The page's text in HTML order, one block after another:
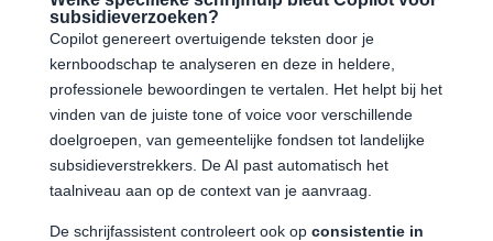
subsidieverzoeken?
Copilot genereert overtuigende teksten door je
kernboodschap te analyseren en deze in heldere,
professionele bewoordingen te vertalen. Het helpt bij het
vinden van de juiste tone of voice voor verschillende
doelgroepen, van gemeentelijke fondsen tot landelijke
subsidieverstrekkers. De AI past automatisch het
taalniveau aan op de context van je aanvraag.
De schrijfassistent controleert ook op consistentie in